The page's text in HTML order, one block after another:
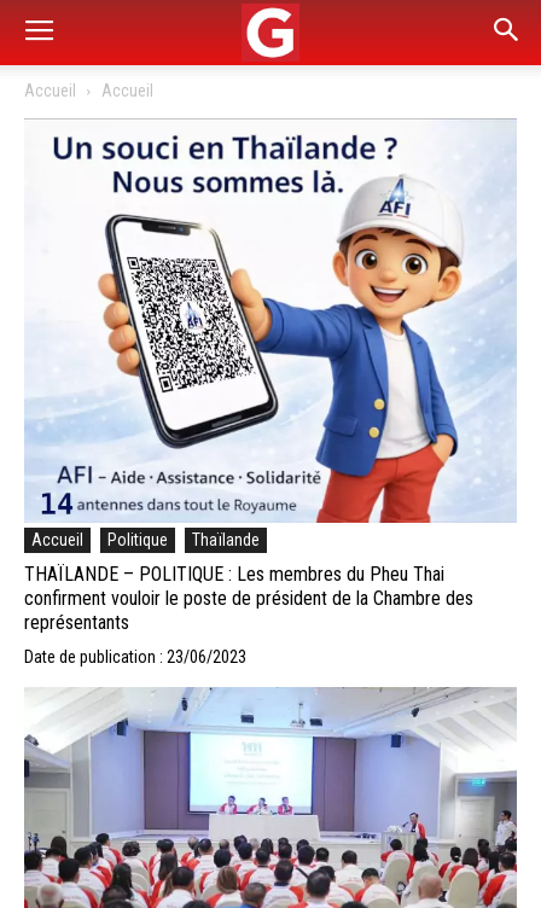
Accueil Accueil
Accueil Politique Thaïlande
THAÏLANDE – POLITIQUE : Les membres du Pheu Thai
confirment vouloir le poste de président de la Chambre des
représentants
Date de publication : 23/06/2023